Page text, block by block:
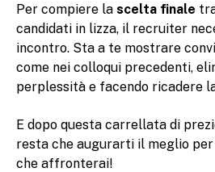
Per compiere la scelta finale
candidati in lizza, il recruiter
incontro. Sta a te mostrare
come nei colloqui precedenti,
perplessità e facendo ricadere
E dopo questa carrellata di
resta che augurarti il meglio
che affronterai!